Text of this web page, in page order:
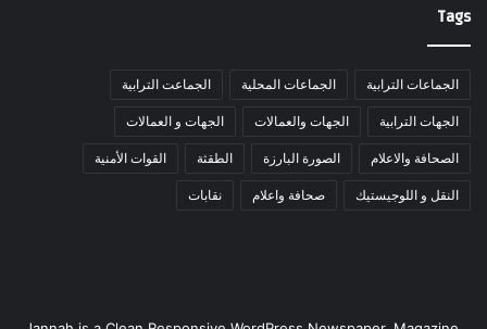
Tags
الجماعات الترابية الجماعات المحلية الجماعت الترابية
الجهات الترابية الجهات والعمالات الجهات و العمالات
الصحافة والاعلام الصورة البارزة الطقثة القوات الأمنية
النقل و اللوجيستيك صحافة واعلام نقابات